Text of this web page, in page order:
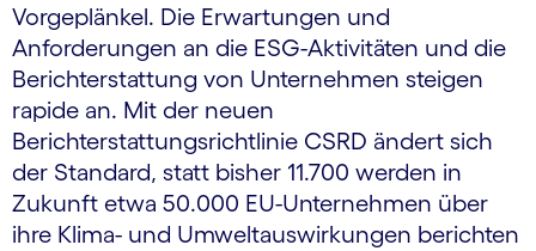
Vorgeplänkel. Die Erwartungen und
Anforderungen an die ESG-Aktivitäten und die
Berichterstattung von Unternehmen steigen
rapide an. Mit der neuen
Berichterstattungsrichtlinie CSRD ändert sich
der Standard, statt bisher 11.700 werden in
Zukunft etwa 50.000 EU-Unternehmen über
ihre Klima- und Umweltauswirkungen berichten